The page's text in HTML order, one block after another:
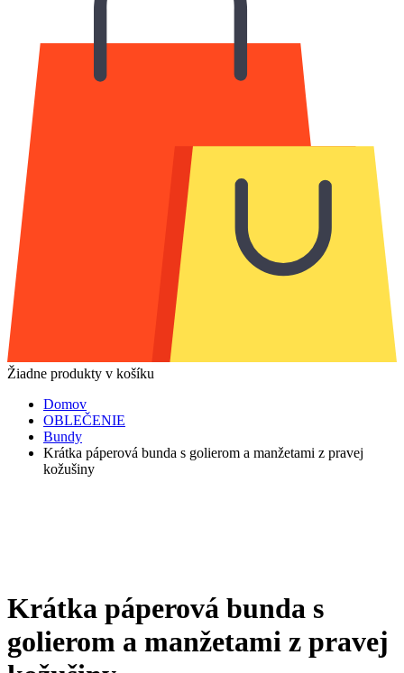
Žiadne produkty v košíku
Domov
OBLEČENIE
Bundy
Krátka páperová bunda s golierom a manžetami z pravej
kožušiny
Krátka páperová bunda s
golierom a manžetami z pravej